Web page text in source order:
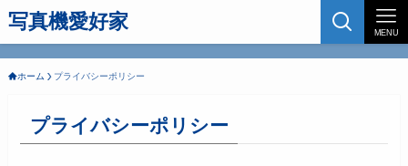
写真機愛好家 MENU
ホーム プライバシーポリシー
プライバシーポリシー